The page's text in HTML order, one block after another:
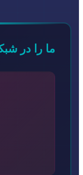
ما را در